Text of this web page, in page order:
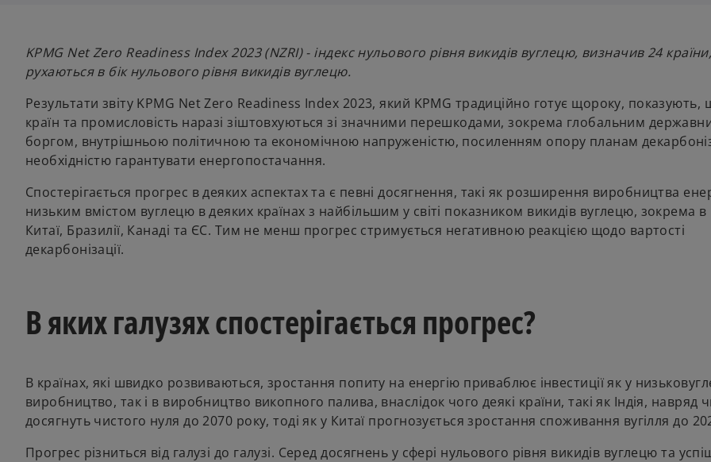
KPMG Net Zero Readiness Index 2023 (NZRI) - індекс нульового рівня викидів вуглецю, визначив 24
рухаються в бік нульового рівня викидів вуглецю.
Результати звіту KPMG Net Zero Readiness Index 2023, який KPMG традиційно готує щороку, показують,
країн та промисловість наразі зіштовхуються зі значними перешкодами, зокрема глобальним
боргом, внутрішньою політичною та економічною напруженістю, посиленням опору планам
необхідністю гарантувати енергопостачання.
Спостерігається прогрес в деяких аспектах та є певні досягнення, такі як розширення виробництва
низьким вмістом вуглецю в деяких країнах з найбільшим у світі показником викидів вуглецю, зокрема
Китаї, Бразилії, Канаді та ЄС. Тим не менш прогрес стримується негативною реакцією щодо вартості
декарбонізації.
В яких галузях спостерігається прогрес?
В країнах, які швидко розвиваються, зростання попиту на енергію приваблює інвестиції як у
виробництво, так і в виробництво викопного палива, внаслідок чого деякі країни, такі як Індія, навряд
досягнуть чистого нуля до 2070 року, тоді як у Китаї прогнозується зростання споживання вугілля до
Прогрес різниться від галузі до галузі. Серед досягнень у сфері нульового рівня викидів вуглецю та